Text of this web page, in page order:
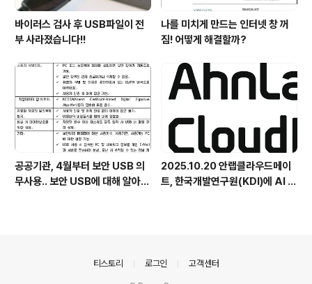
바이러스 검사 후 USB파일이 전
부 사라졌습니다!!
나를 미치게 만드는 인터넷 창 꺼
짐! 어떻게 해결할까?
공공기관, 4월부터 보안 USB 의
무사용.. 보안 USB에 대해 알아봅
2025.10.20 안랩클라우드메이
트, 한국개발연구원(KDI)에 AI 어
티스토리 로그인 고객센터